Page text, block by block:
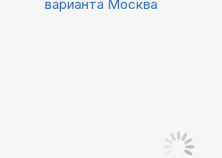
варианта Москва